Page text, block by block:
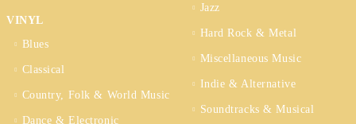
VINYL
Blues
Classical
Country, Folk & World Music
Dance & Electronic
Jazz
Hard Rock & Metal
Miscellaneous Music
Indie & Alternative
Soundtracks & Musical